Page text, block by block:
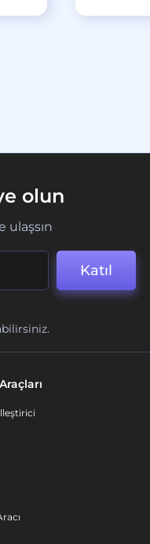
olun
ulaşsın
Katıl